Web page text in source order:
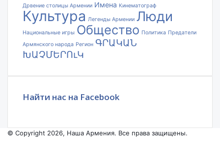
Дрвение столицы Армении Имена Кинематограф
Культура Легенды Армении Люди
Национальные игры Общество Политика Предатели
Армянского народа Регион ԳՐԱԿԱՆ
ԽԱՉՄԵՐՈւԿ
Найти нас на Facebook
© Copyright 2026, Наша Армения. Все права защищены.